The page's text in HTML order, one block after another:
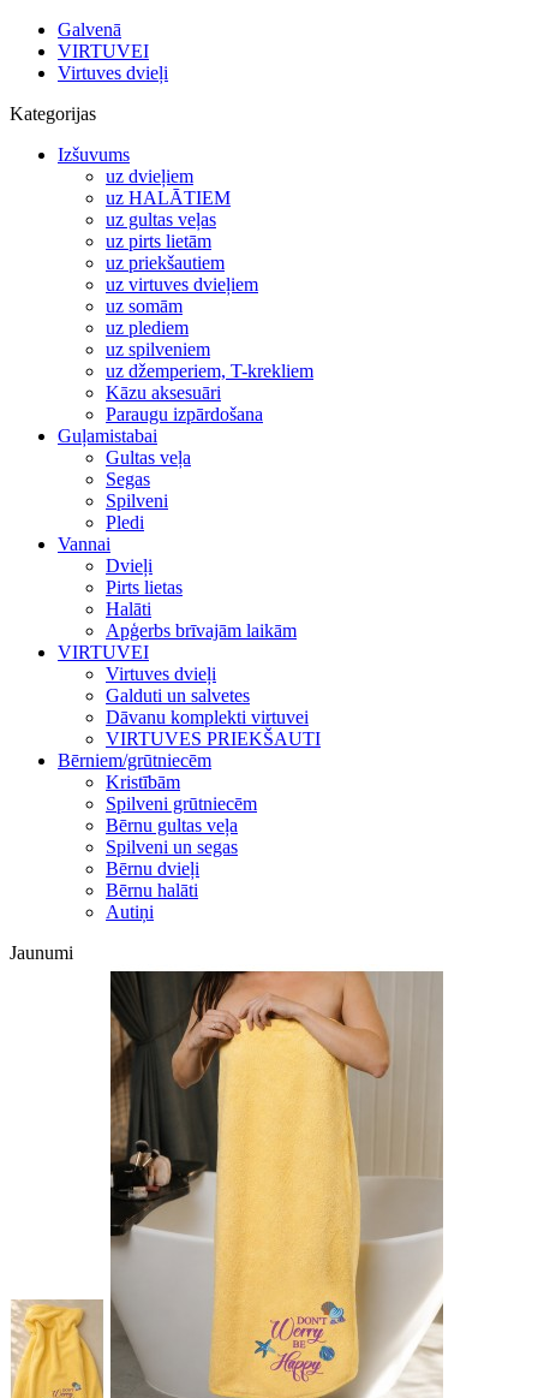
Galvenā
VIRTUVEI
Virtuves dvieļi
Kategorijas
Izšuvums
uz dvieļiem
uz HALĀTIEM
uz gultas veļas
uz pirts lietām
uz priekšautiem
uz virtuves dvieļiem
uz somām
uz plediem
uz spilveniem
uz džemperiem, T-krekliem
Kāzu aksesuāri
Paraugu izpārdošana
Guļamistabai
Gultas veļa
Segas
Spilveni
Pledi
Vannai
Dvieļi
Pirts lietas
Halāti
Apģerbs brīvajām laikām
VIRTUVEI
Virtuves dvieļi
Galduti un salvetes
Dāvanu komplekti virtuvei
VIRTUVES PRIEKŠAUTI
Bērniem/grūtniecēm
Kristībām
Spilveni grūtniecēm
Bērnu gultas veļa
Spilveni un segas
Bērnu dvieļi
Bērnu halāti
Autiņi
Jaunumi